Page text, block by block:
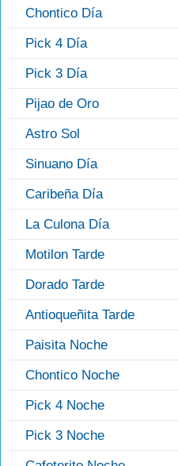
Chontico Día
Pick 4 Día
Pick 3 Día
Pijao de Oro
Astro Sol
Sinuano Día
Caribeña Día
La Culona Día
Motilon Tarde
Dorado Tarde
Antioqueñita Tarde
Paisita Noche
Chontico Noche
Pick 4 Noche
Pick 3 Noche